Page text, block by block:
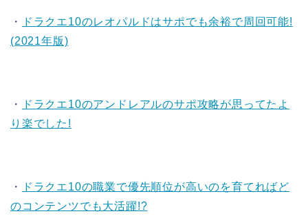
・
ドラクエ10のレオパルドはサポでも余裕で周回可能!
(2021年版)
・
ドラクエ10のアンドレアルのサポ攻略が思ってたよ
り楽でした!
・
ドラクエ10の職業で優先順位が高いのを育てればど
のコンテンツでも大活躍!?